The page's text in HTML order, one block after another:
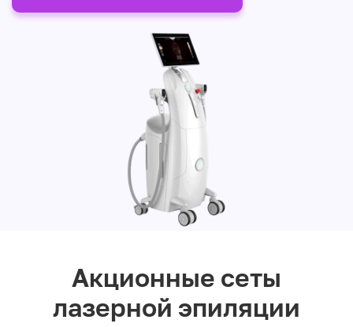
Акционные сеты
лазерной эпиляции